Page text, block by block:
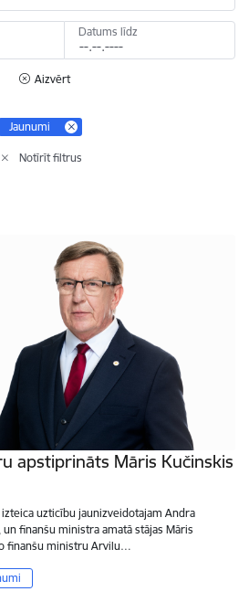
Datums līdz
Aizvērt
Jaunumi
Notīrīt filtrus
apstiprināts Māris Kučinskis
uzticību jaunizveidotajam Andra
finanšu ministra amatā stājas Māris
finanšu ministru Arvilu…